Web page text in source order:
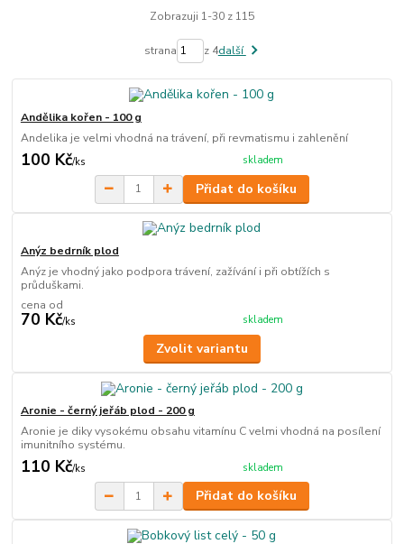
Zobrazuji 1-30 z 115
strana z 4další
Andělika kořen - 100 g
Andelika je velmi vhodná na trávení, při revmatismu i zahlenění
100 Kč/ks skladem
Přidat do košíku
Anýz bedrník plod
Anýz je vhodný jako podpora trávení, zažívání i při obtížích s
průduškami.
cena od
70 Kč/ks skladem
Zvolit variantu
Aronie - černý jeřáb plod - 200 g
Aronie je diky vysokému obsahu vitamínu C velmi vhodná na posílení
imunitního systému.
110 Kč/ks skladem
Přidat do košíku